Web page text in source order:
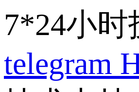
7*24小
telegram